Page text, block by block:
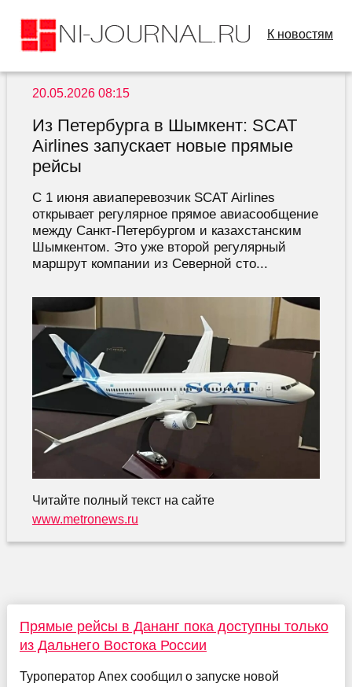
К новостям
20.05.2026 08:15
Из Петербурга в Шымкент: SCAT
Airlines запускает новые прямые
рейсы
С 1 июня авиаперевозчик SCAT Airlines
открывает регулярное прямое авиасообщение
между Санкт-Петербургом и казахстанским
Шымкентом. Это уже второй регулярный
маршрут компании из Северной сто...
Читайте полный текст на сайте
www.metronews.ru
Прямые рейсы в Дананг пока доступны только
из Дальнего Востока России
Туроператор Anex сообщил о запуске новой